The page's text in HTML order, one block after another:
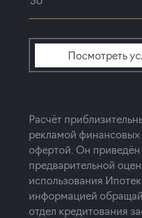
Посмотреть
Расчёт
рекламой финансовых
офертой. Он приведён
предварительной
использования
информацией
отдел кредитования